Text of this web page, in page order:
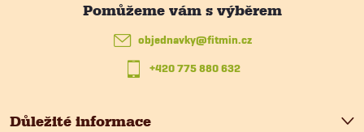
Důležité informace
objednavky@fitmin.cz
+420 775 880 632